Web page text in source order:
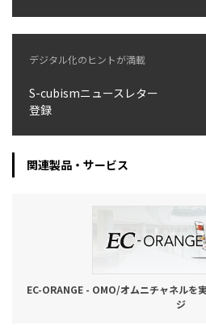
デジタル化のヒントが満載
S-cubismニュースレター
登録
関連製品・サービス
EC-ORANGE - OMO/オムニチャネルを
ジ